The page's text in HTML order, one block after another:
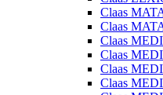
Claas
Claas
Claas
Claas
Claas
Claas